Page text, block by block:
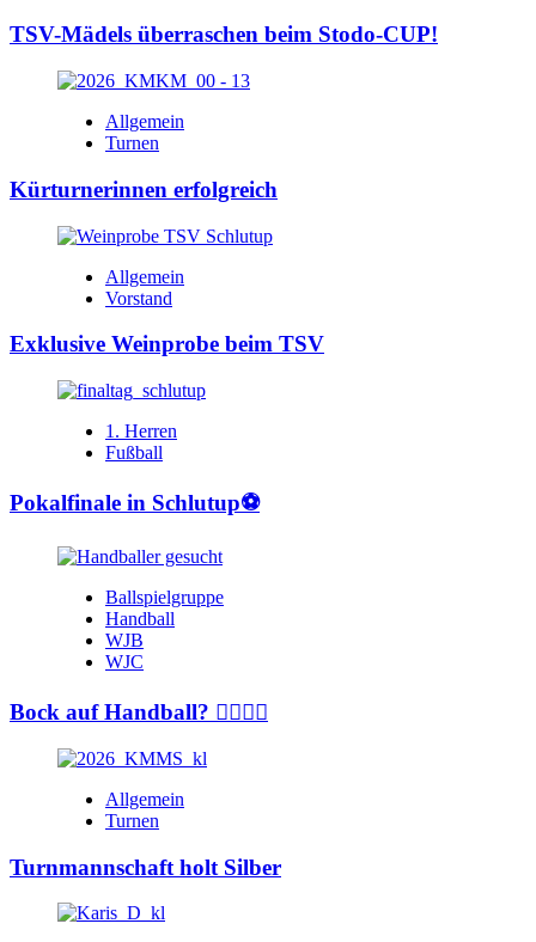
TSV-Mädels überraschen beim Stodo-CUP!
Allgemein
Turnen
Kürturnerinnen erfolgreich
Allgemein
Vorstand
Exklusive Weinprobe beim TSV
1. Herren
Fußball
Pokalfinale in Schlutup⚽️
Ballspielgruppe
Handball
WJB
WJC
Bock auf Handball? 🤾‍♂️🤾‍♀️
Allgemein
Turnen
Turnmannschaft holt Silber